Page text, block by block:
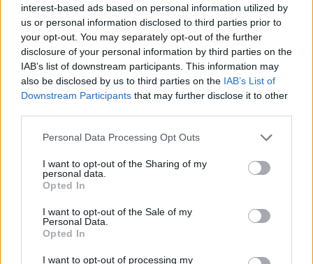
interest-based ads based on personal information utilized by
us or personal information disclosed to third parties prior to
your opt-out. You may separately opt-out of the further
disclosure of your personal information by third parties on the
IAB’s list of downstream participants. This information may
also be disclosed by us to third parties on the IAB’s List of
Downstream Participants that may further disclose it to other
Personal Data Processing Opt Outs
I want to opt-out of the Sharing of my
personal data.
Opted In
I want to opt-out of the Sale of my
Personal Data.
Opted In
I want to opt-out of processing my
Új fogadóépületet adtak át a
Rám-szakadéknál
Greendex Szemle
Hamarosan frissül a Természetjáró
Greendex szemle